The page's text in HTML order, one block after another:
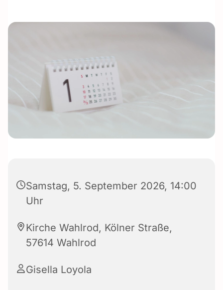
Samstag, 5. September 2026, 14:00
Uhr
Kirche Wahlrod, Kölner Straße,
57614 Wahlrod
Gisella Loyola